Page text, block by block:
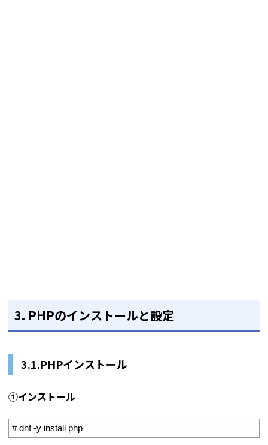
3. PHPのインストールと設定
3.1.PHPインストール
①インストール
# dnf -y install php